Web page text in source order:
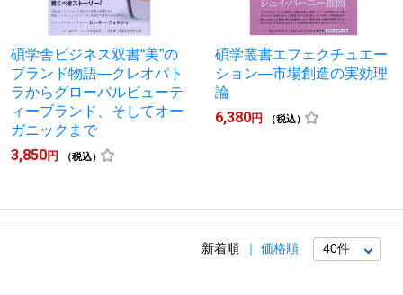
碩学舎ビジネス双書“美”の
ブランド物語―クレオパト
ラからグローバルビューテ
ィーブランド、そしてオー
ガニックまで
3,850円 （税込）
碩学叢書エフェクチュエー
ション―市場創造の実効理
論
6,380円 （税込）
新着順 価格順